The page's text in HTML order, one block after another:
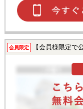
会員限定 【会員様限定で